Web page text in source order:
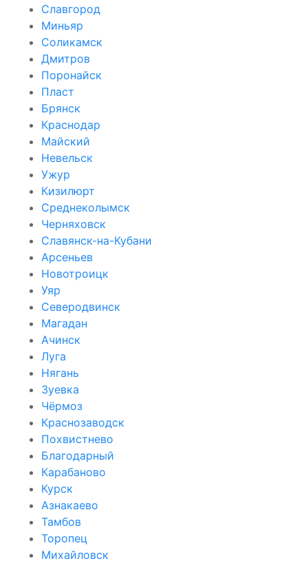
Славгород
Миньяр
Соликамск
Дмитров
Поронайск
Пласт
Брянск
Краснодар
Майский
Невельск
Ужур
Кизилюрт
Среднеколымск
Черняховск
Славянск-на-Кубани
Арсеньев
Новотроицк
Уяр
Северодвинск
Магадан
Ачинск
Луга
Нягань
Зуевка
Чёрмоз
Краснозаводск
Похвистнево
Благодарный
Карабаново
Курск
Азнакаево
Тамбов
Торопец
Михайловск